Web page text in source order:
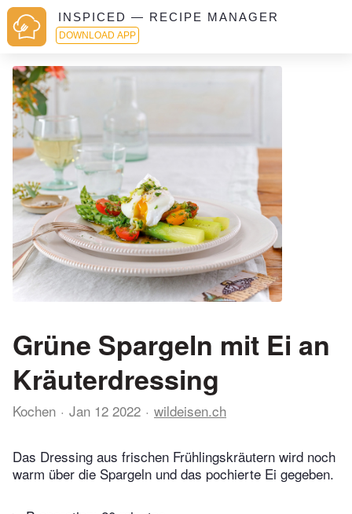
INSPICED — RECIPE MANAGER
DOWNLOAD APP
Grüne Spargeln mit Ei an
Kräuterdressing
Kochen Jan 12 2022 wildeisen.ch
Das Dressing aus frischen Frühlingskräutern wird noch
warm über die Spargeln und das pochierte Ei gegeben.